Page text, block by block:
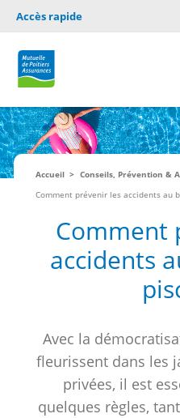
Accès rapide
Accueil Conseils, Prévention &
Comment prévenir les accidents au
Comment
accidents
Avec la
fleurissent dans les
privées, il est
quelques règles,